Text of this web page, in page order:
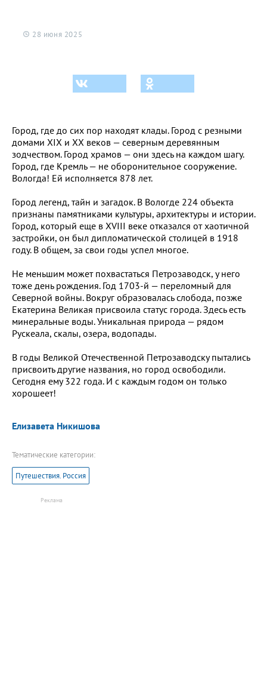
28 июня 2025
Город, где до сих пор находят клады. Город с резными
домами XIX и XX веков — северным деревянным
зодчеством. Город храмов — они здесь на каждом шагу.
Город, где Кремль — не оборонительное сооружение.
Вологда! Ей исполняется 878 лет.
Город легенд, тайн и загадок. В Вологде 224 объекта
признаны памятниками культуры, архитектуры и истории.
Город, который еще в XVIII веке отказался от хаотичной
застройки, он был дипломатической столицей в 1918
году. В общем, за свои годы успел многое.
Не меньшим может похвастаться Петрозаводск, у него
тоже день рождения. Год 1703-й — переломный для
Северной войны. Вокруг образовалась слобода, позже
Екатерина Великая присвоила статус города. Здесь есть
минеральные воды. Уникальная природа — рядом
Рускеала, скалы, озера, водопады.
В годы Великой Отечественной Петрозаводску пытались
присвоить другие названия, но город освободили.
Сегодня ему 322 года. И с каждым годом он только
хорошеет!
Елизавета Никишова
Тематические категории:
Путешествия. Россия